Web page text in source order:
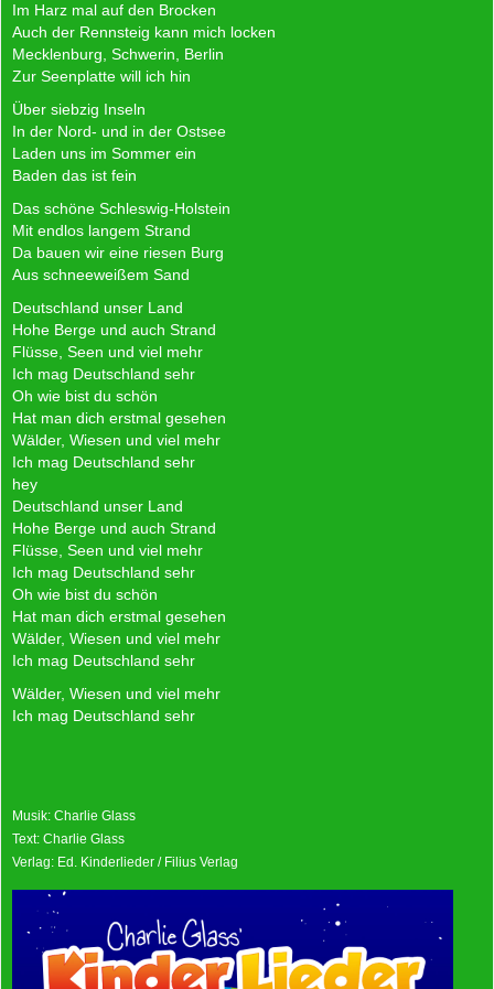
Im Harz mal auf den Brocken
Auch der Rennsteig kann mich locken
Mecklenburg, Schwerin, Berlin
Zur Seenplatte will ich hin
Über siebzig Inseln
In der Nord- und in der Ostsee
Laden uns im Sommer ein
Baden das ist fein
Das schöne Schleswig-Holstein
Mit endlos langem Strand
Da bauen wir eine riesen Burg
Aus schneeweißem Sand
Deutschland unser Land
Hohe Berge und auch Strand
Flüsse, Seen und viel mehr
Ich mag Deutschland sehr
Oh wie bist du schön
Hat man dich erstmal gesehen
Wälder, Wiesen und viel mehr
Ich mag Deutschland sehr
hey
Deutschland unser Land
Hohe Berge und auch Strand
Flüsse, Seen und viel mehr
Ich mag Deutschland sehr
Oh wie bist du schön
Hat man dich erstmal gesehen
Wälder, Wiesen und viel mehr
Ich mag Deutschland sehr
Wälder, Wiesen und viel mehr
Ich mag Deutschland sehr
Musik: Charlie Glass
Text: Charlie Glass
Verlag: Ed. Kinderlieder / Filius Verlag